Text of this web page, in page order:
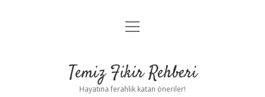
Anasayfa
Yasal Uyarı
menüyü
Temiz Fikir Rehberi
Hayatına ferahlık katan öneriler!